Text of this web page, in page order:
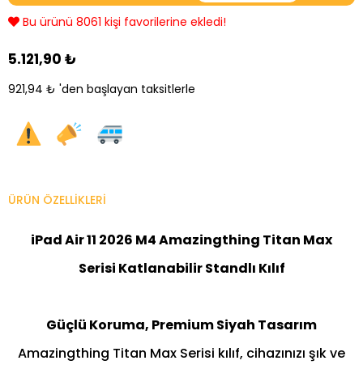
Bu ürünü 8061 kişi favorilerine ekledi!
5.121,90 ₺
921,94 ₺ 'den başlayan taksitlerle
ÜRÜN ÖZELLIKLERI
iPad Air 11 2026 M4 Amazingthing Titan Max
Serisi Katlanabilir Standlı Kılıf
Güçlü Koruma, Premium Siyah Tasarım
Amazingthing Titan Max Serisi kılıf, cihazınızı şık ve